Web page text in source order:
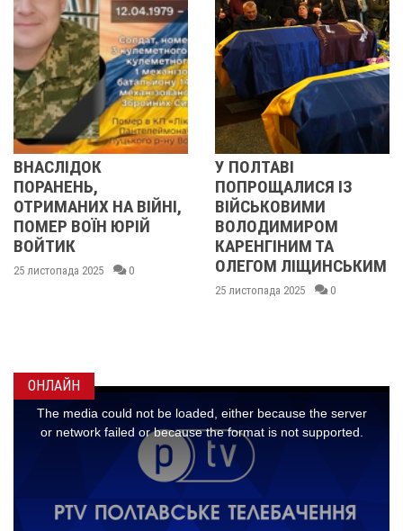
ВІЙНІ,
ЮРІЙ
0
ПОПРОЩАЛИСЯ ІЗ
ВІЙСЬКОВИМИ
ВОЛОДИМИРОМ
КАРЕНГІНИМ ТА
ОЛЕГОМ ЛІЩИНСЬКИМ
0
БІЙЦЯМИ
ДМИТРОМ
ОНЛАЙН